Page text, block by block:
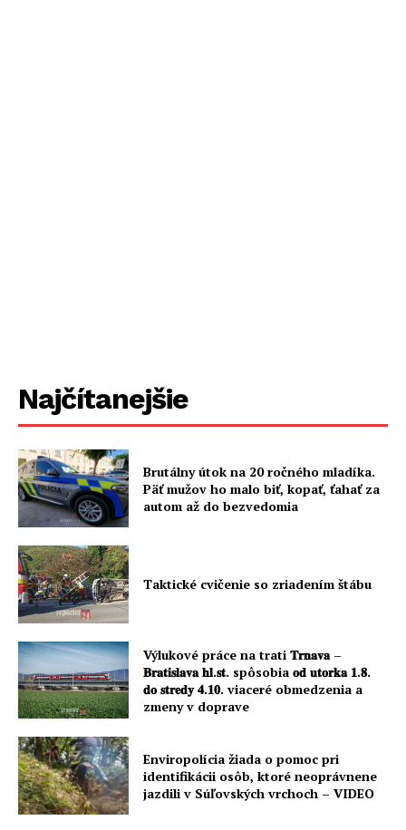
Najčítanejšie
Brutálny útok na 20 ročného mladíka.
Päť mužov ho malo biť, kopať, ťahať za
autom až do bezvedomia
Taktické cvičenie so zriadením štábu
Výlukové práce na trati 𝐓𝐫𝐧𝐚𝐯𝐚 –
𝐁𝐫𝐚𝐭𝐢𝐬𝐥𝐚𝐯𝐚 𝐡𝐥.𝐬𝐭. spôsobia 𝐨𝐝 𝐮𝐭𝐨𝐫𝐤𝐚 𝟏.𝟖.
𝐝𝐨 𝐬𝐭𝐫𝐞𝐝𝐲 𝟒.𝟏𝟎. viaceré obmedzenia a
zmeny v doprave
Enviropolícia žiada o pomoc pri
identifikácii osôb, ktoré neoprávnene
jazdili v Súľovských vrchoch – VIDEO